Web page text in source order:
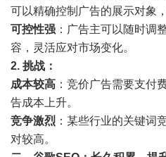
可以精确控制广告的展示对象
可控性强 ：广告主可以随时调
容，灵活应对市场变化。
2. 挑战 ：
成本较高 ：竞价广告需要支付
告成本上升。
竞争激烈 ：某些行业的关键词
对较高。